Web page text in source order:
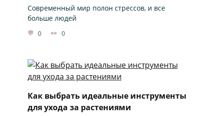
Современный мир полон стрессов, и все
больше людей
0 0
Как выбрать идеальные инструменты
для ухода за растениями